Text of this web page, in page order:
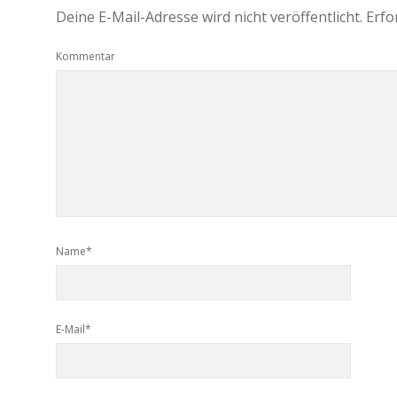
Deine E-Mail-Adresse wird nicht veröffentlicht.
Kommentar
Name*
E-Mail*